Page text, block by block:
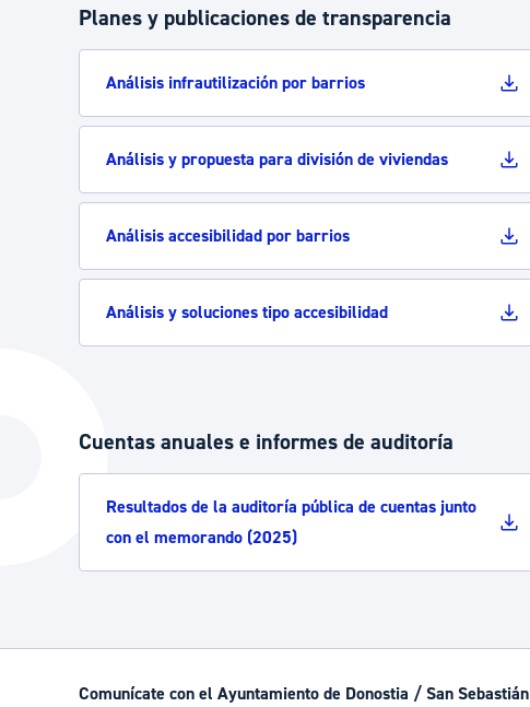
Planes y publicaciones de transparencia
Análisis infrautilización por barrios
Análisis y propuesta para división de viviendas
Análisis accesibilidad por barrios
Análisis y soluciones tipo accesibilidad
Cuentas anuales e informes de auditoría
Resultados de la auditoría pública de cuentas junto
con el memorando (2025)
Comunícate con el Ayuntamiento de Donostia / San Sebastián